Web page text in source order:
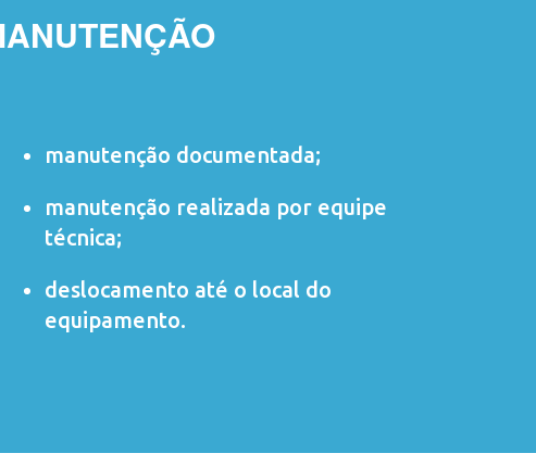
manutenção documentada;
manutenção realizada por equipe
técnica;
deslocamento até o local do
equipamento.